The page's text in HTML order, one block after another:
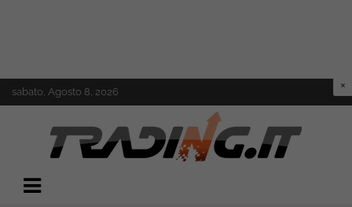
to
sabato, Agosto 8, 2026
Trading.it